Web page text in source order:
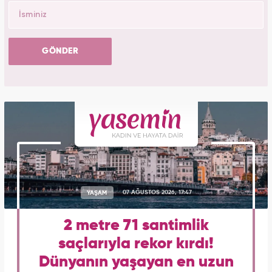
GÖNDER
YAŞAM 07 AĞUSTOS 2026, 17:47
2 metre 71 santimlik
saçlarıyla rekor kırdı!
Dünyanın yaşayan en uzun